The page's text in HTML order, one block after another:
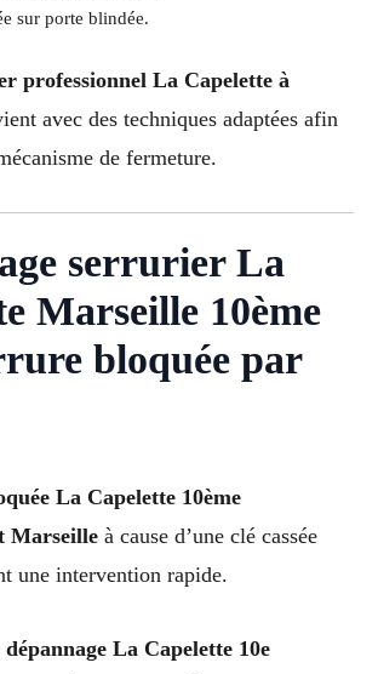
sur porte blindée.
professionnel La Capelette à
avec des techniques adaptées afin
de fermeture.
serrurier La
Marseille 10ème
bloquée par
La Capelette 10ème
Marseille à cause d’une clé cassée
une intervention rapide.
La Capelette 10e